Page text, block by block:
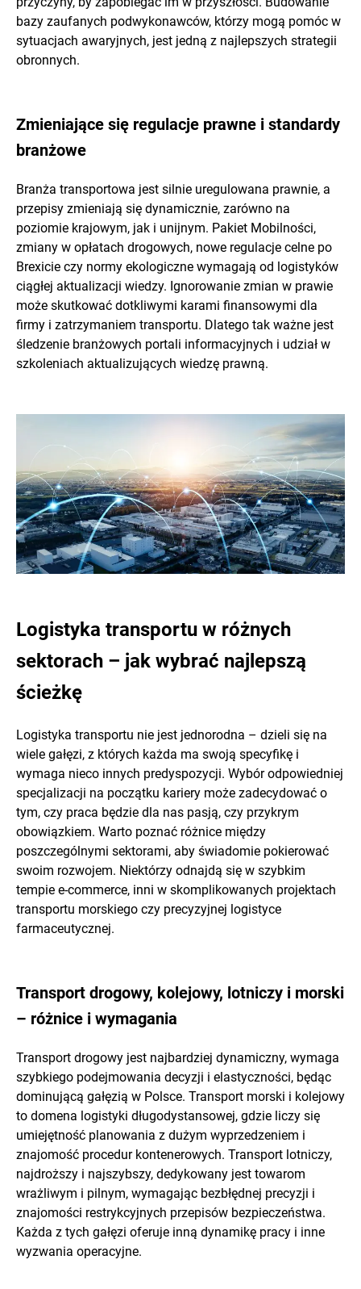
bazy zaufanych podwykonawców, którzy mogą pomóc w
sytuacjach awaryjnych, jest jedną z najlepszych strategii
obronnych.
Zmieniające się regulacje prawne i standardy
branżowe
Branża transportowa jest silnie uregulowana prawnie, a
przepisy zmieniają się dynamicznie, zarówno na
poziomie krajowym, jak i unijnym. Pakiet Mobilności,
zmiany w opłatach drogowych, nowe regulacje celne po
Brexicie czy normy ekologiczne wymagają od logistyków
ciągłej aktualizacji wiedzy. Ignorowanie zmian w prawie
może skutkować dotkliwymi karami finansowymi dla
firmy i zatrzymaniem transportu. Dlatego tak ważne jest
śledzenie branżowych portali informacyjnych i udział w
szkoleniach aktualizujących wiedzę prawną.
Logistyka transportu w różnych
sektorach – jak wybrać najlepszą
ścieżkę
Logistyka transportu nie jest jednorodna – dzieli się na
wiele gałęzi, z których każda ma swoją specyfikę i
wymaga nieco innych predyspozycji. Wybór odpowiedniej
specjalizacji na początku kariery może zadecydować o
tym, czy praca będzie dla nas pasją, czy przykrym
obowiązkiem. Warto poznać różnice między
poszczególnymi sektorami, aby świadomie pokierować
swoim rozwojem. Niektórzy odnajdą się w szybkim
tempie e-commerce, inni w skomplikowanych projektach
transportu morskiego czy precyzyjnej logistyce
farmaceutycznej.
Transport drogowy, kolejowy, lotniczy i morski
– różnice i wymagania
Transport drogowy jest najbardziej dynamiczny, wymaga
szybkiego podejmowania decyzji i elastyczności, będąc
dominującą gałęzią w Polsce. Transport morski i kolejowy
to domena logistyki długodystansowej, gdzie liczy się
umiejętność planowania z dużym wyprzedzeniem i
znajomość procedur kontenerowych. Transport lotniczy,
najdroższy i najszybszy, dedykowany jest towarom
wrażliwym i pilnym, wymagając bezbłędnej precyzji i
znajomości restrykcyjnych przepisów bezpieczeństwa.
Każda z tych gałęzi oferuje inną dynamikę pracy i inne
wyzwania operacyjne.